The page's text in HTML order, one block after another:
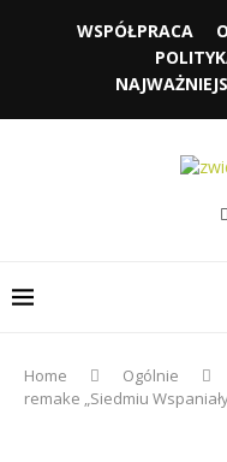
WSPÓŁPRACA
Home Ogólnie
remake „Siedmiu